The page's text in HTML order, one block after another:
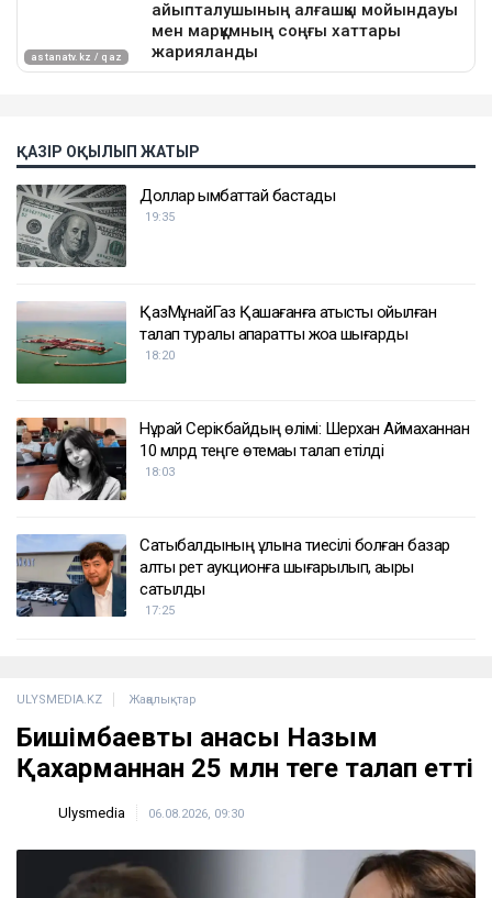
ҚАЗІР ОҚЫЛЫП ЖАТЫР
Доллар қымбаттай бастады
19:35
ҚазМұнайГаз Қашағанға қатысты қойылған
талап туралы ақпаратты жоққа шығарды
18:20
Нұрай Серікбайдың өлімі: Шерхан Аймаханнан
10 млрд теңге өтемақы талап етілді
18:03
Сатыбалдының ұлына тиесілі болған базар
алты рет аукционға шығарылып, ақыры
сатылды
17:25
ULYSMEDIA.KZ Жаңалықтар
Бишімбаевтың анасы Назым
Қахарманнан 25 млн теңге талап етті
Ulysmedia 06.08.2026, 09:30